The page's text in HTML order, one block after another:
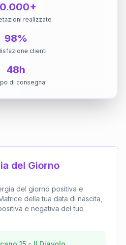
realizzate
98%
clienti
48h
di consegna
del Giorno
del giorno positiva e
della tua data di nascita,
e negativa del tuo